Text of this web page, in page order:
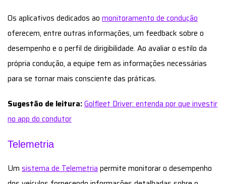
Os aplicativos dedicados ao monitoramento de condução
oferecem, entre outras informações, um feedback sobre o
desempenho e o perfil de dirigibilidade. Ao avaliar o estilo da
própria condução, a equipe tem as informações necessárias
para se tornar mais consciente das práticas.
Sugestão de leitura:Golfleet Driver: entenda por que investir
no app do condutor
Telemetria
Um sistema de Telemetria permite monitorar o desempenho